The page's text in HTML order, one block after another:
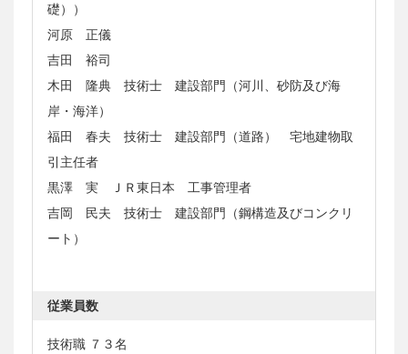
礎））
河原 正儀
吉田 裕司
木田 隆典 技術士 建設部門（河川、砂防及び海
岸・海洋）
福田 春夫 技術士 建設部門（道路） 宅地建物取
引主任者
黒澤 実 ＪＲ東日本 工事管理者
吉岡 民夫 技術士 建設部門（鋼構造及びコンクリ
ート）
従業員数
技術職 ７３名